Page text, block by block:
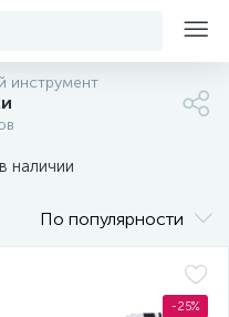
инструмент
наличии
По популярности
-25%